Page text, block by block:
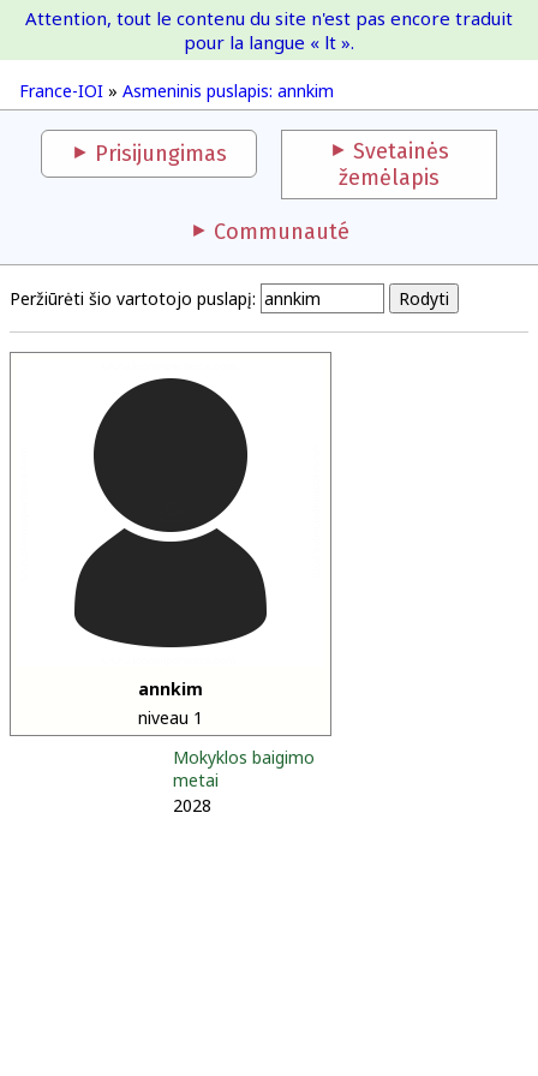
France-IOI
France-IOI » Asmeninis puslapis: annkim
Attention, tout le contenu du site n'est pas encore traduit
pour la langue « lt ».
Prisijungimas
Svetainės
žemėlapis
Communauté
Peržiūrėti šio vartotojo puslapį:
annkim
niveau 1
Mokyklos baigimo
metai
2028